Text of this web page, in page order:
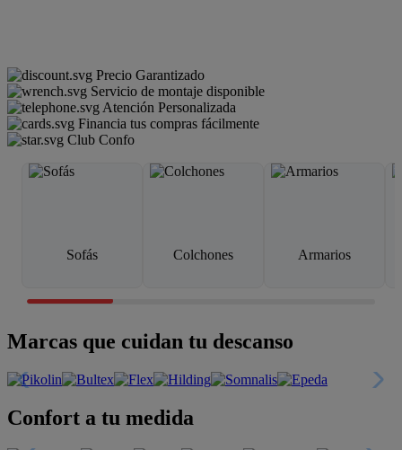
Precio Garantizado
Servicio de montaje disponible
Atención Personalizada
Financia tus compras fácilmente
Club Confo
Sofás Colchones Armarios
Marcas que cuidan tu descanso
Confort a tu medida